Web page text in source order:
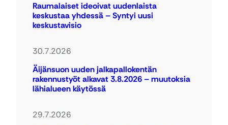
Raumalaiset ideoivat uudenlaista
keskustaa yhdessä – Syntyi uusi
keskustavisio
30.7.2026
Äijänsuon uuden jalkapallokentän
rakennustyöt alkavat 3.8.2026 – muutoksia
lähialueen käytössä
29.7.2026